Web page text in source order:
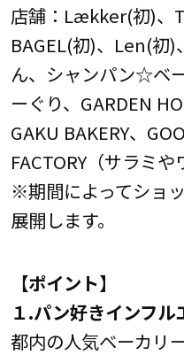
店舗：Lækker(初)、
BAGEL(初)、Len(初
ん、シャンパン☆ベ
ーぐり、GARDEN
GAKU BAKERY、
FACTORY（サラミや
※期間によってショ
展開します。
【ポイント】
１.パン好きインフ
都内の人気ベーカリ